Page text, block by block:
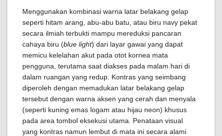
Menggunakan kombinasi warna latar belakang gelap
seperti hitam arang, abu-abu batu, atau biru navy pekat
secara ilmiah terbukti mampu mereduksi pancaran
cahaya biru (blue light) dari layar gawai yang dapat
memicu kelelahan akut pada otot kornea mata
pengguna, terutama saat diakses pada malam hari di
dalam ruangan yang redup. Kontras yang seimbang
diperoleh dengan memadukan latar belakang gelap
tersebut dengan warna aksen yang cerah dan menyala
(seperti kuning emas logam atau hijau neon) khusus
pada area tombol eksekusi utama. Penataan visual
yang kontras namun lembut di mata ini secara alami